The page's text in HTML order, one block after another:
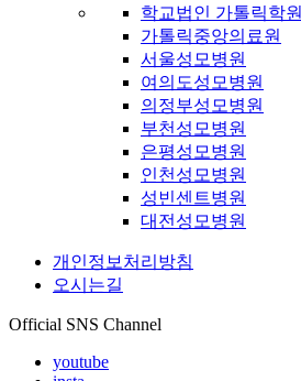
학교법인 가톨릭학원
가톨릭중앙의료원
서울성모병원
여의도성모병원
의정부성모병원
부천성모병원
은평성모병원
인천성모병원
성빈센트병원
대전성모병원
개인정보처리방침
오시는길
Official SNS Channel
youtube